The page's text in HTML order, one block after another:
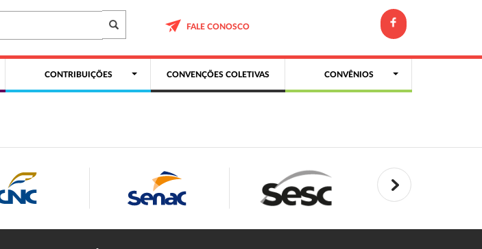
FALE CONOSCO
CONTRIBUIÇÕES CONVENÇÕES COLETIVAS CONVÊNIOS